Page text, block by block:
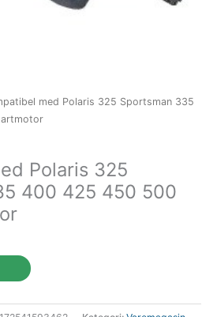
med Polaris 325 Sportsman 335
Polaris 325
400 425 450 500